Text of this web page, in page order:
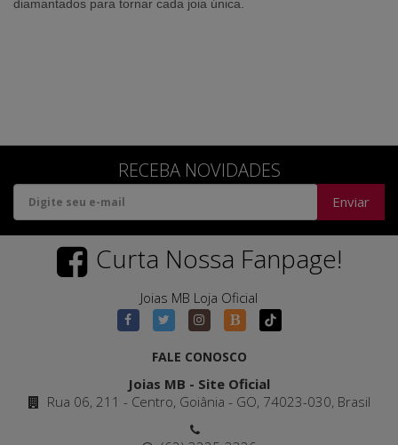
diamantados para tornar cada joia única.
RECEBA NOVIDADES
Enviar
Curta Nossa Fanpage!
Joias MB Loja Oficial
FALE CONOSCO
Joias MB - Site Oficial
Rua 06, 211 - Centro, Goiânia - GO, 74023-030, Brasil